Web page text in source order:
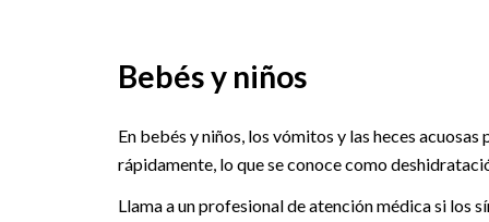
Bebés y niños
En bebés y niños, los vómitos y las heces
rápidamente, lo que se conoce como
Llama a un profesional de atención médica si los